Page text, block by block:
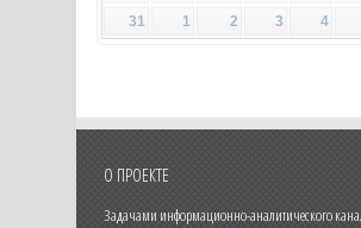
31
1 2 3 4
О ПРОЕКТЕ
Задачами информационно-аналитического